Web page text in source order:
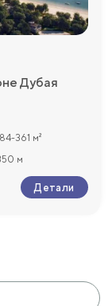
Дубая
84-361 м²
м
Детали